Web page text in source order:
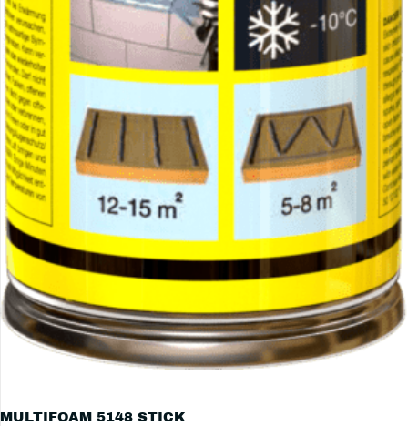
MULTIFOAM 5148 STICK